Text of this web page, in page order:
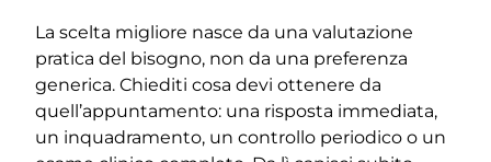
La scelta migliore nasce da una valutazione
pratica del bisogno, non da una preferenza
generica. Chiediti cosa devi ottenere da
quell’appuntamento: una risposta immediata,
un inquadramento, un controllo periodico o un